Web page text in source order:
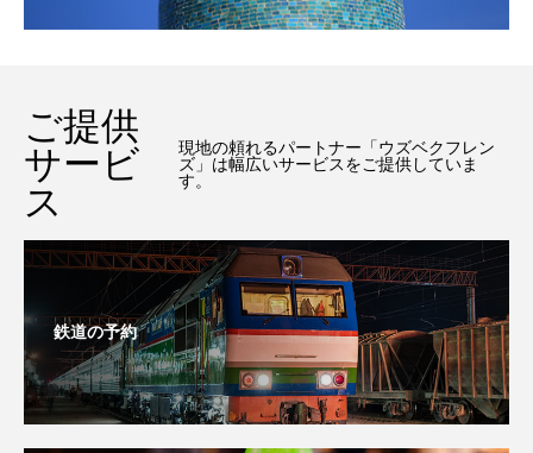
ご提供
サービ
ス
現地の頼れるパートナー「ウズベクフレン
ズ」は幅広いサービスをご提供していま
す。
鉄道の予約